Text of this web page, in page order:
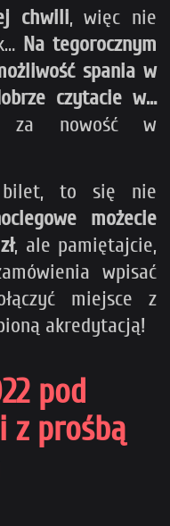
chwili, więc nie
Na tegorocznym
spania w
czytacie w…
nowość w
bilet, to się nie
możecie
, ale pamiętajcie,
wpisać
miejsce z
akredytacją!
pod
z prośbą